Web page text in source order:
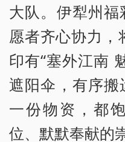
大队。伊犁州
愿者齐心协力，
印有“塞外江南
遮阳伞，有序
一份物资，都
位、默默奉献的